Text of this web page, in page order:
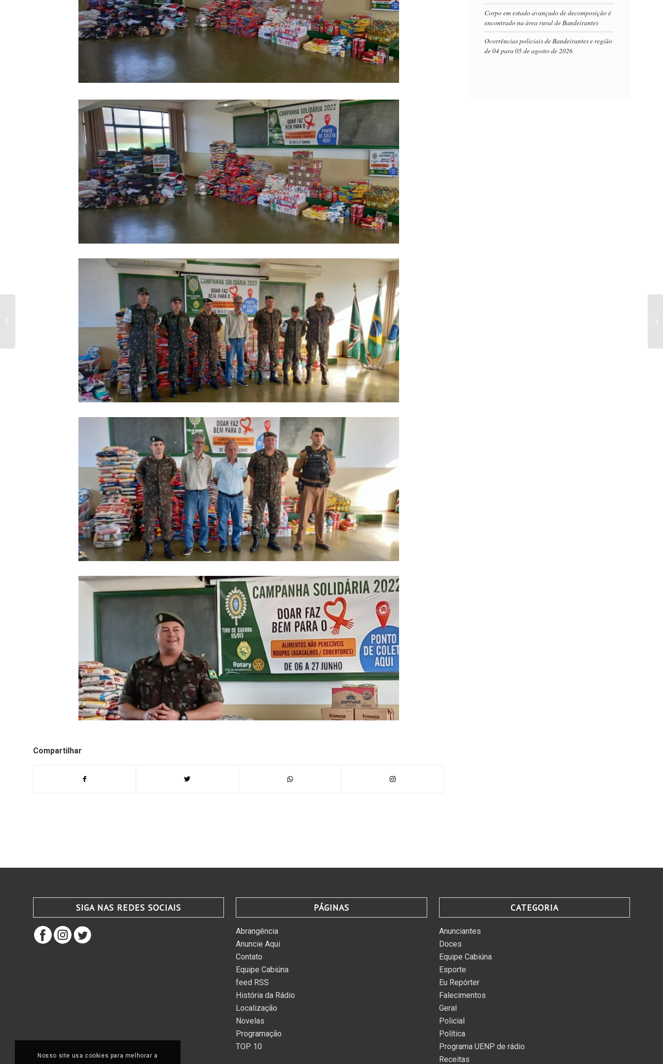
Compartilhar
Corpo em estado avançado de decomposição é
encontrado na área rural de Bandeirantes
Ocorrências policiais de Bandeirantes e região
de 04 para 05 de agosto de 2026
SIGA NAS REDES SOCIAIS PÁGINAS
Abrangência
Anuncie Aqui
Contato
Equipe Cabiúna
feed RSS
História da Rádio
Localização
Novelas
Programação
TOP 10
CATEGORIA
Anunciantes
Doces
Equipe Cabiúna
Esporte
Eu Repórter
Falecimentos
Geral
Policial
Política
Programa UENP de rádio
Receitas
Vocacional para o fazer
Nosso site usa cookies para melhorar a